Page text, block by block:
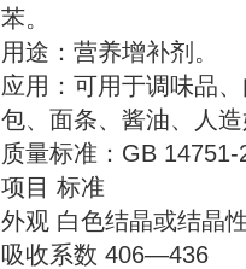
苯。
用途：营养增补剂。
应用：可用于调味品
包、面条、酱油、人
质量标准：GB 14751-
项目 标准
外观 白色结晶或结晶
吸收系数 406―436